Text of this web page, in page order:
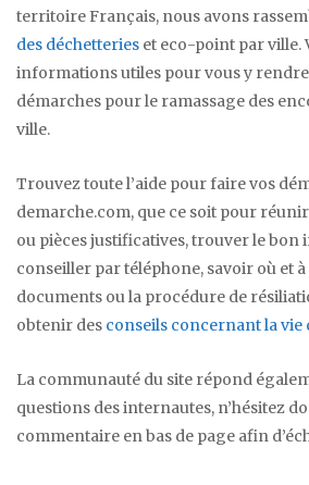
territoire Français, nous avons
des déchetteries et eco-point par ville.
informations utiles pour vous y rendre
démarches pour le ramassage des
ville.
Trouvez toute l’aide pour faire vos
demarche.com, que ce soit pour
ou pièces justificatives, trouver le
conseiller par téléphone, savoir où et
documents ou la procédure de
obtenir des conseils concernant la
La communauté du site répond
questions des internautes, n’hésitez
commentaire en bas de page afin